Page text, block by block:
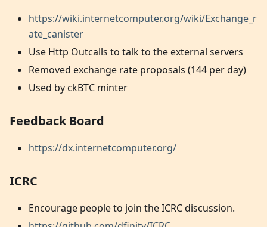
https://wiki.internetcomputer.org/wiki/Exchange_r
ate_canister
Use Http Outcalls to talk to the external servers
Removed exchange rate proposals (144 per day)
Used by ckBTC minter
Feedback Board
https://dx.internetcomputer.org/
ICRC
Encourage people to join the ICRC discussion.